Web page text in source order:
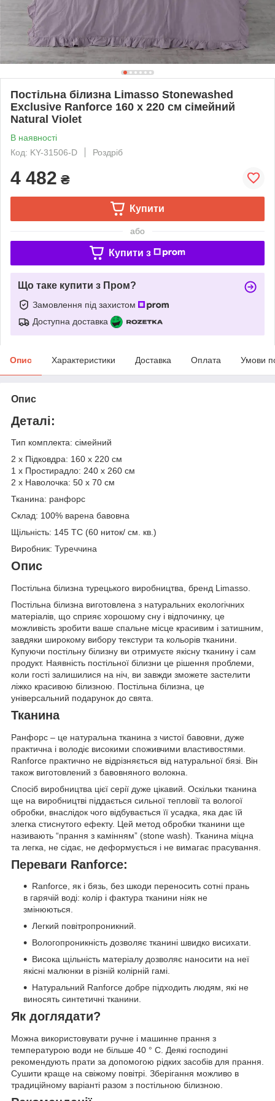
Постільна білизна Limasso Stonewashed
Exclusive Ranforce 160 х 220 см сімейний
Natural Violet
В наявності
Код: KY-31506-D
Роздріб
4 482 ₴
Купити
або
Купити з
Що таке купити з Пром?
Замовлення під захистом
Доступна доставка
Опис Характеристики Доставка Оплата Умови
Опис
Деталі:
Тип комплекта: сімейний
2 х Підковдра: 160 х 220 см
1 х Простирадло: 240 х 260 см
2 х Наволочка: 50 х 70 см
Тканина: ранфорс
Склад: 100% варена бавовна
Щільність: 145 TC (60 ниток/ см. кв.)
Виробник: Туреччина
Опис
Постільна білизна турецького виробництва, бренд Limasso.
Постільна білизна виготовлена з натуральних екологічних
матеріалів, що сприяє хорошому сну і відпочинку, це
можливість зробити ваше спальне місце красивим і затишним,
завдяки широкому вибору текстури та кольорів тканини.
Купуючи постільну білизну ви отримуєте якісну тканину і сам
продукт. Наявність постільної білизни це рішення проблеми,
коли гості залишилися на ніч, ви завжди зможете застелити
ліжко красивою білизною. Постільна білизна, це
універсальний подарунок до свята.
Тканина
Ранфорс – це натуральна тканина з чистої бавовни, дуже
практична і володіє високими споживчими властивостями.
Ranforce практично не відрізняється від натуральної бязі. Він
також виготовлений з бавовняного волокна.
Спосіб виробництва цієї серії дуже цікавий. Оскільки тканина
ще на виробництві піддається сильної тепловії та вологої
обробки, внаслідок чого відбувається її усадка, яка дає їй
злегка стиснутого ефекту. Цей метод обробки тканини ще
називають “прання з камінням” (stone wash). Тканина міцна
та легка, не сідає, не деформується і не вимагає прасування.
Переваги Ranforce:
Ranforce, як і бязь, без шкоди переносить сотні прань
в гарячій воді: колір і фактура тканини ніяк не
змінюються.
Легкий повітропроникний.
Вологопроникність дозволяє тканині швидко висихати.
Висока щільність матеріалу дозволяє наносити на неї
якісні малюнки в різній колірній гамі.
Натуральний Ranforce добре підходить людям, які не
виносять синтетичні тканини.
Як доглядати?
Можна використовувати ручне і машинне прання з
температурою води не більше 40 ° C. Деякі господині
рекомендують прати за допомогою рідких засобів для прання.
Сушити краще на свіжому повітрі. Зберігання можливо в
традиційному варіанті разом з постільною білизною.